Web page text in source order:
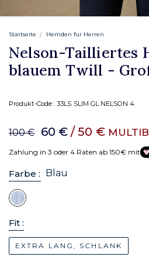
Startseite Hemden fur Herren
Nelson-Tailliertes
blauem Twill -
Produkt-Code :33LS SLIM GL NELSON 4
100 € 60 € / 50 €
Zahlung in 3 oder 4 Raten ab 150€ mit
Farbe : Blau
Fit :
EXTRA LANG, SCHLANK